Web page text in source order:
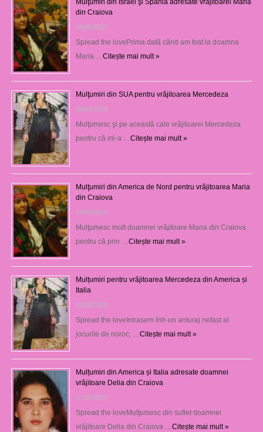
Mulţumiri din Israel şi Spania adresate vrăjitoarei Maria
din Craiova
08/08/2026
Spread the lovePrima dată când am fost la doamna
Maria …Citește mai mult »
Mulţumiri din SUA pentru vrăjitoarea Mercedeza
08/08/2026
Mulţumesc şi pe această cale vrăjitoarei Mercedeza
pentru că mi-a …Citește mai mult »
Mulţumiri din America de Nord pentru vrăjitoarea Maria
din Craiova
07/08/2026
Mulţumesc mult doamnei vrăjitoare Maria din Craiova
pentru că prin …Citește mai mult »
Mulțumiri pentru vrăjitoarea Mercedeza din America și
Italia
07/08/2026
Spread the loveIntrasem într-un anturaj nefast al
jocurile de noroc, …Citește mai mult »
Mulțumiri din America și Italia adresate doamnei
vrăjitoare Delia din Craiova
07/08/2026
Spread the loveMulţumesc din suflet doamnei
vrăjitoare Delia din Craiova …Citește mai mult »